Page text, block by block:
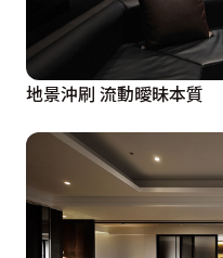
地景沖刷 流動曖昧本質